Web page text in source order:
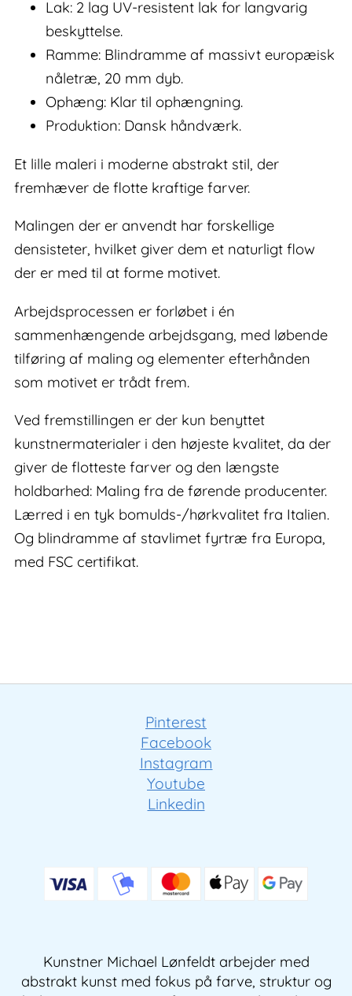
Lak: 2 lag UV-resistent lak for langvarig
beskyttelse.
Ramme: Blindramme af massivt europæisk
nåletræ, 20 mm dyb.
Ophæng: Klar til ophængning.
Produktion: Dansk håndværk.
Et lille maleri i moderne abstrakt stil, der
fremhæver de flotte kraftige farver.
Malingen der er anvendt har forskellige
densisteter, hvilket giver dem et naturligt flow
der er med til at forme motivet.
Arbejdsprocessen er forløbet i én
sammenhængende arbejdsgang, med løbende
tilføring af maling og elementer efterhånden
som motivet er trådt frem.
Ved fremstillingen er der kun benyttet
kunstnermaterialer i den højeste kvalitet, da der
giver de flotteste farver og den længste
holdbarhed: Maling fra de førende producenter.
Lærred i en tyk bomulds-/hørkvalitet fra Italien.
Og blindramme af stavlimet fyrtræ fra Europa,
med FSC certifikat.
Pinterest
Facebook
Instagram
Youtube
Linkedin
Kunstner Michael Lønfeldt arbejder med
abstrakt kunst med fokus på farve, struktur og